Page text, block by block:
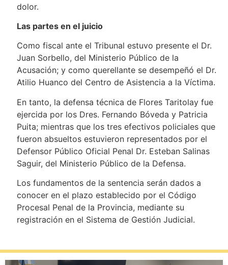
dolor.
Las partes en el juicio
Como fiscal ante el Tribunal estuvo presente el Dr.
Juan Sorbello, del Ministerio Público de la
Acusación; y como querellante se desempeñó el Dr.
Atilio Huanco del Centro de Asistencia a la Víctima.
En tanto, la defensa técnica de Flores Taritolay fue
ejercida por los Dres. Fernando Bóveda y Patricia
Puita; mientras que los tres efectivos policiales que
fueron absueltos estuvieron representados por el
Defensor Público Oficial Penal Dr. Esteban Salinas
Saguir, del Ministerio Público de la Defensa.
Los fundamentos de la sentencia serán dados a
conocer en el plazo establecido por el Código
Procesal Penal de la Provincia, mediante su
registración en el Sistema de Gestión Judicial.